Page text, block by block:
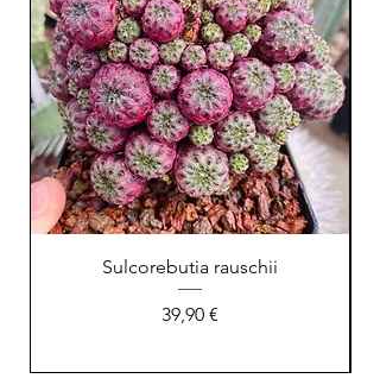
Sulcorebutia rauschii
Prix
39,90 €